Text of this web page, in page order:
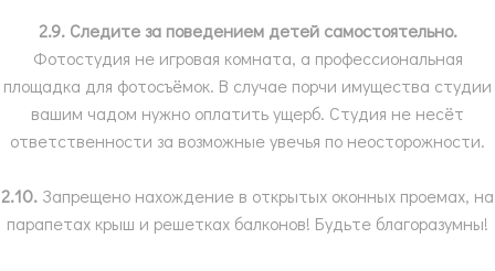
2.9. Следите за поведением детей самостоятельно.
Фотостудия не игровая комната, а профессиональная
площадка для фотосъёмок. В случае порчи имущества студии
вашим чадом нужно оплатить ущерб. Студия не несёт
ответственности за возможные увечья по неосторожности.
2.10. Запрещено нахождение в открытых оконных проемах, на
парапетах крыш и решетках балконов! Будьте благоразумны!